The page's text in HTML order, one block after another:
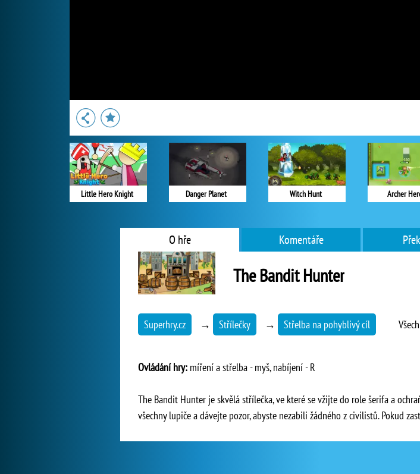
Little Hero Knight Danger Planet Witch Hunt Archer
O hře Komentáře
The Bandit Hunter
Superhry.cz → Střílečky → Střelba na pohyblivý cíl
Ovládání hry: míření a střelba - myš, nabíjení - R
The Bandit Hunter je skvělá střílečka, ve které se vžijte do role šerifa a
všechny lupiče a dávejte pozor, abyste nezabili žádného z civilistů. Pokud